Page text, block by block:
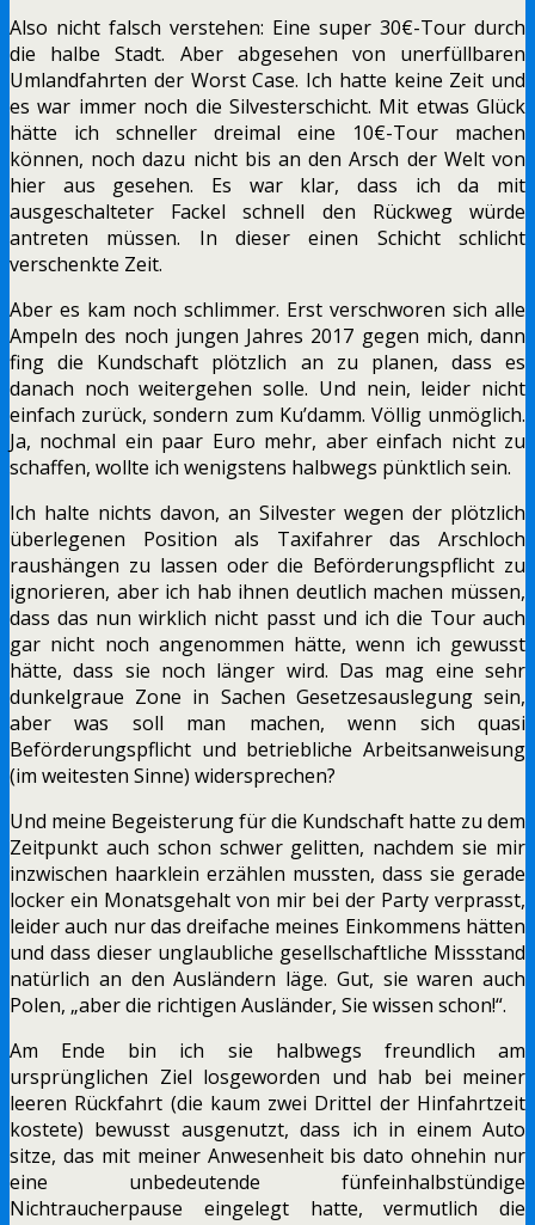
Also nicht falsch verstehen: Eine super 30€-Tour durch
die halbe Stadt. Aber abgesehen von unerfüllbaren
Umlandfahrten der Worst Case. Ich hatte keine Zeit und
es war immer noch die Silvesterschicht. Mit etwas Glück
hätte ich schneller dreimal eine 10€-Tour machen
können, noch dazu nicht bis an den Arsch der Welt von
hier aus gesehen. Es war klar, dass ich da mit
ausgeschalteter Fackel schnell den Rückweg würde
antreten müssen. In dieser einen Schicht schlicht
verschenkte Zeit.
Aber es kam noch schlimmer. Erst verschworen sich alle
Ampeln des noch jungen Jahres 2017 gegen mich, dann
fing die Kundschaft plötzlich an zu planen, dass es
danach noch weitergehen solle. Und nein, leider nicht
einfach zurück, sondern zum Ku’damm. Völlig unmöglich.
Ja, nochmal ein paar Euro mehr, aber einfach nicht zu
schaffen, wollte ich wenigstens halbwegs pünktlich sein.
Ich halte nichts davon, an Silvester wegen der plötzlich
überlegenen Position als Taxifahrer das Arschloch
raushängen zu lassen oder die Beförderungspflicht zu
ignorieren, aber ich hab ihnen deutlich machen müssen,
dass das nun wirklich nicht passt und ich die Tour auch
gar nicht noch angenommen hätte, wenn ich gewusst
hätte, dass sie noch länger wird. Das mag eine sehr
dunkelgraue Zone in Sachen Gesetzesauslegung sein,
aber was soll man machen, wenn sich quasi
Beförderungspflicht und betriebliche Arbeitsanweisung
(im weitesten Sinne) widersprechen?
Und meine Begeisterung für die Kundschaft hatte zu dem
Zeitpunkt auch schon schwer gelitten, nachdem sie mir
inzwischen haarklein erzählen mussten, dass sie gerade
locker ein Monatsgehalt von mir bei der Party verprasst,
leider auch nur das dreifache meines Einkommens hätten
und dass dieser unglaubliche gesellschaftliche Missstand
natürlich an den Ausländern läge. Gut, sie waren auch
Polen, „aber die richtigen Ausländer, Sie wissen schon!“.
Am Ende bin ich sie halbwegs freundlich am
ursprünglichen Ziel losgeworden und hab bei meiner
leeren Rückfahrt (die kaum zwei Drittel der Hinfahrtzeit
kostete) bewusst ausgenutzt, dass ich in einem Auto
sitze, das mit meiner Anwesenheit bis dato ohnehin nur
eine unbedeutende fünfeinhalbstündige
Nichtraucherpause eingelegt hatte, vermutlich die